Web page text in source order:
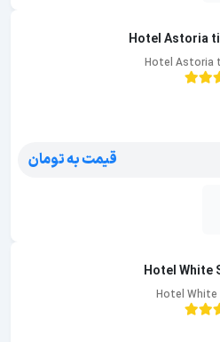
Hotel Astoria
Hotel Astoria
قیمت به تومان
Hotel White
Hotel White